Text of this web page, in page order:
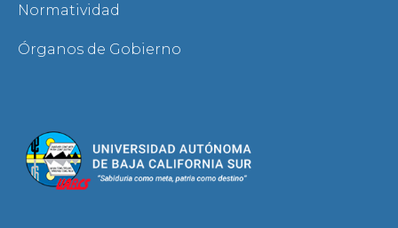
Normatividad
Órganos de Gobierno